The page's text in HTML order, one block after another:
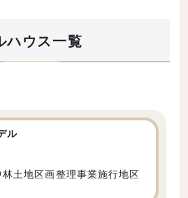
ハウス一覧
ル
土地区画整理事業施行地区